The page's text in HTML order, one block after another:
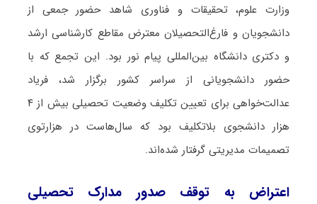
وزارت علوم، تحقیقات و فناوری شاهد حضور جمعی از
دانشجویان و فارغ‌التحصیلان معترض مقاطع کارشناسی ارشد
و دکتری دانشگاه بین‌المللی پیام نور بود. این تجمع که با
حضور دانشجویانی از سراسر کشور برگزار شد، فریاد
عدالت‌خواهی برای تعیین تکلیف وضعیت تحصیلی بیش از ۴
هزار دانشجوی بلاتکلیف بود که سال‌هاست در هزارتوی
تصمیمات مدیریتی گرفتار شده‌اند.
اعتراض به توقف صدور مدارک تحصیلی